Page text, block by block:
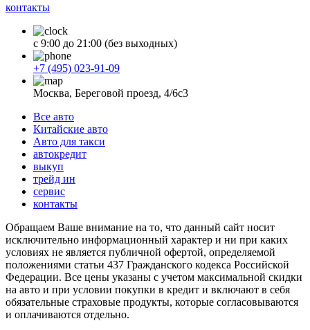
контакты
с 9:00 до 21:00 (без выходных)
+7 (495) 023-91-09
Москва, Береговой проезд, 4/6с3
Все авто
Китайские авто
Авто для такси
автокредит
выкуп
трейд ин
сервис
контакты
Обращаем Ваше внимание на то, что данный сайт носит
исключительно информационный характер и ни при каких
условиях не является публичной офертой, определяемой
положениями статьи 437 Гражданского кодекса Российской
Федерации. Все цены указаны с учетом максимальной скидки
на авто и при условии покупки в кредит и включают в себя
обязательные страховые продукты, которые согласовываются
и оплачиваются отдельно.